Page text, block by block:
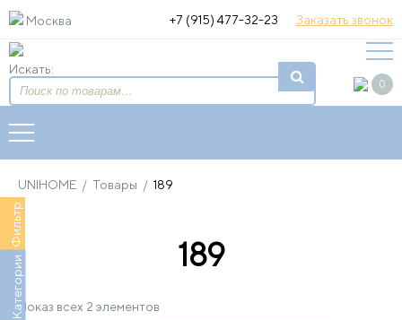
Москва +7 (915) 477-32-23 Заказать звонок
Искать:
0
UNIHOME / Товары / 189
Фильтр
Категории 189
Показ всех 2 элементов